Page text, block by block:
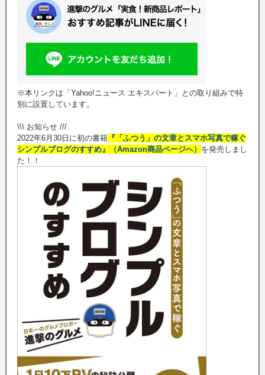
※本リンクは「Yahoo!ニュース エキスパート」との取り組みで特
別に設置しています。
\\\ お知らせ ///
2022年6月30日に初の書籍 『「ふつう」の文章とスマホ写真で稼ぐ
シンプルブログのすすめ』（Amazon商品ページへ） を発売しまし
た！！